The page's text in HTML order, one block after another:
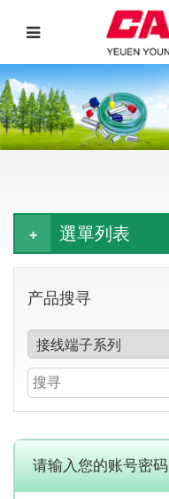
選單列表
产品搜寻
请输入您的账号密码